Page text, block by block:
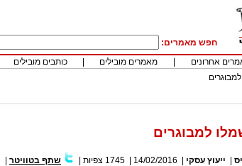
חפש מאמרים:
אחרונים מאמרים מובילים כותבים מובילים
למבוגרים
ייעוץ עסקי 14/02/2016
1745 צפיות שתף בטוויטר